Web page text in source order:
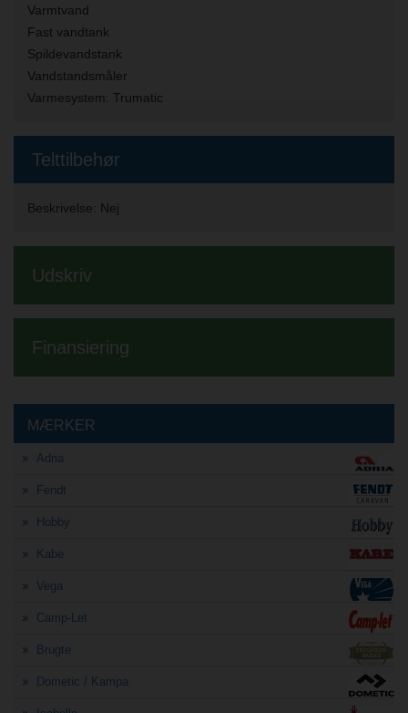
Varmtvand
Fast vandtank
Spildevandstank
Vandstandsmåler
Varmesystem: Trumatic
Telttilbehør
Beskrivelse: Nej
Udskriv
Finansiering
MÆRKER
Adria
Fendt
Hobby
Kabe
Vega
Camp-Let
Brugte
Dometic / Kampa